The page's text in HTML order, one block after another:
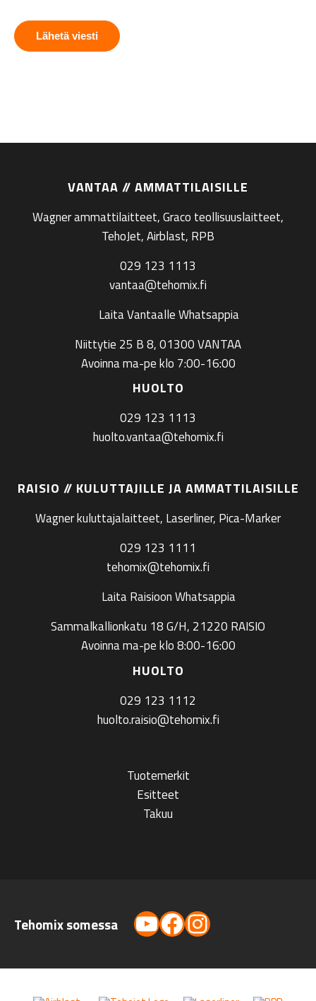
VANTAA // AMMATTILAISILLE
Wagner ammattilaitteet, Graco teollisuuslaitteet,
TehoJet, Airblast, RPB
029 123 1113
vantaa@tehomix.fi
Laita Vantaalle Whatsappia
Niittytie 25 B 8, 01300 VANTAA
Avoinna ma-pe klo 7:00-16:00
HUOLTO
029 123 1113
huolto.vantaa@tehomix.fi
RAISIO // KULUTTAJILLE JA AMMATTILAISILLE
Wagner kuluttajalaitteet, Laserliner, Pica-Marker
029 123 1111
tehomix@tehomix.fi
Laita Raisioon Whatsappia
Sammalkallionkatu 18 G/H, 21220 RAISIO
Avoinna ma-pe klo 8:00-16:00
HUOLTO
029 123 1112
huolto.raisio@tehomix.fi
Tuotemerkit
Esitteet
Takuu
Tehomix somessa YouTube
Facebook
Instagram